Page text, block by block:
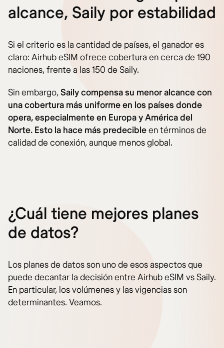
alcance, Saily por estabilidad
Si el criterio es la cantidad de países, el ganador es
claro: Airhub eSIM ofrece cobertura en cerca de 190
naciones, frente a las 150 de Saily.
Sin embargo,Saily compensa su menor alcance con
una cobertura más uniforme en los países donde
opera, especialmente en Europa y América del
Norte. Esto la hace más predecibleen términos de
calidad de conexión, aunque menos global.
¿Cuál tiene mejores planes
de datos?
Los planes de datos son uno de esos aspectos que
puede decantar la decisión entre Airhub eSIM vs Saily.
En particular, los volúmenes y las vigencias son
determinantes. Veamos.